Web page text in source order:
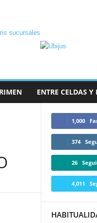
ENTRE CELDAS Y
1,000
374
26
4,011